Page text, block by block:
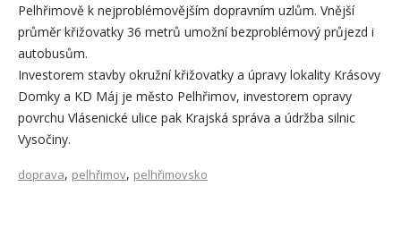
Pelhřimově k nejproblémovějším dopravním uzlům. Vnější
průměr křižovatky 36 metrů umožní bezproblémový průjezd i
autobusům.
Investorem stavby okružní křižovatky a úpravy lokality Krásovy
Domky a KD Máj je město Pelhřimov, investorem opravy
povrchu Vlásenické ulice pak Krajská správa a údržba silnic
Vysočiny.
doprava, pelhřimov, pelhřimovsko